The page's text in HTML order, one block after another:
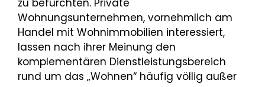
zu befürchten. Private
Wohnungsunternehmen, vornehmlich am
Handel mit Wohnimmobilien interessiert,
lassen nach ihrer Meinung den
komplementären Dienstleistungsbereich
rund um das „Wohnen“ häufig völlig außer